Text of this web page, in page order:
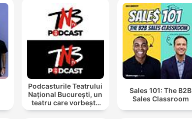
Podcasturile Teatrului
Național București, un
teatru care vorbește
cu tine
Sales 101: The B2B
Sales Classroom